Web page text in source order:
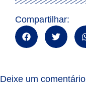
Compartilhar:
Deixe um comentário